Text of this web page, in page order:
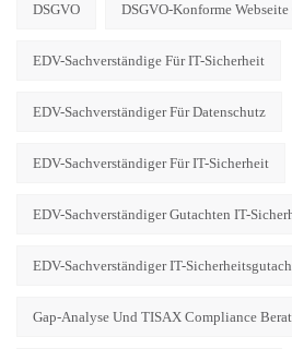
DSGVO DSGVO-Konforme
EDV-Sachverständige Für IT-Sicherheit
EDV-Sachverständiger Für Datenschutz
EDV-Sachverständiger Für IT-Sicherheit
EDV-Sachverständiger Gutachten IT-
EDV-Sachverständiger IT-
Gap-Analyse Und TISAX Compliance